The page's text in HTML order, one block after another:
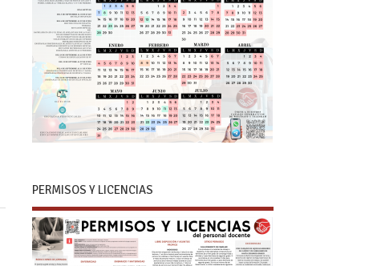
PERMISOS Y LICENCIAS